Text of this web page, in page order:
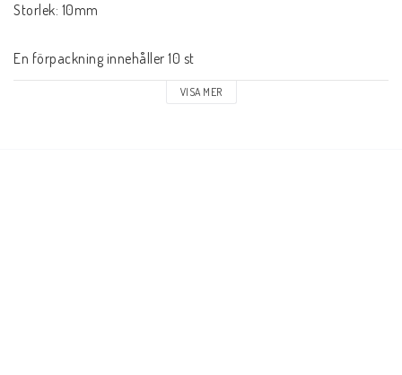
Storlek: 10mm
En förpackning innehåller 10 st
VISA MER